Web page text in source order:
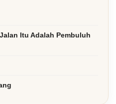
Itu Adalah Pembuluh